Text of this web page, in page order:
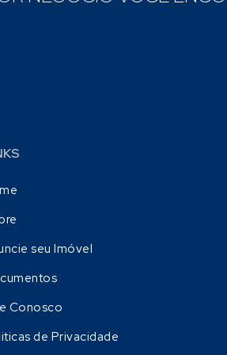
seu Imóvel
Conosco
de Privacidade